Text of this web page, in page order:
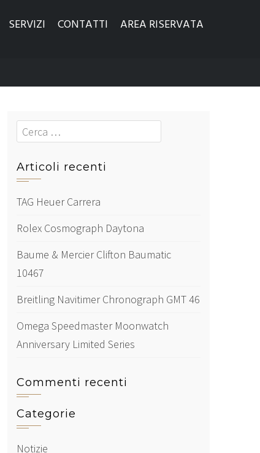
SERVIZI CONTATTI AREA RISERVATA
Cerca
Articoli recenti
TAG Heuer Carrera
Rolex Cosmograph Daytona
Baume & Mercier Clifton Baumatic
10467
Breitling Navitimer Chronograph GMT 46
Omega Speedmaster Moonwatch
Anniversary Limited Series
Commenti recenti
Categorie
Notizie